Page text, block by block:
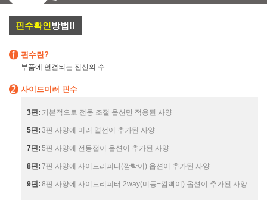
핀수확인방법!!
핀수란?
부품에 연결되는 전선의 수
사이드미러 핀수
3핀: 기본적으로 전동 조절 옵션만 적용된 사양
5핀: 3핀 사양에 미러 열선이 추가된 사양
7핀: 5핀 사양에 전동접이 옵션이 추가된 사양
8핀: 7핀 사양에 사이드리피터(깜빡이) 옵션이 추가된 사양
9핀: 8핀 사양에 사이드리피터 2way(미등+깜빡이) 옵션이 추가된 사양